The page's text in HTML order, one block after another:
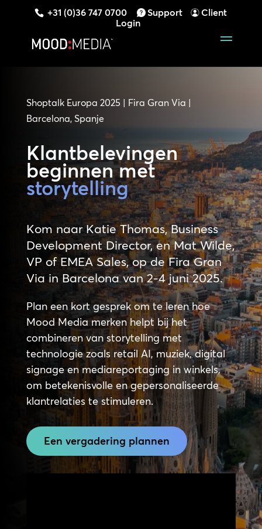
+31 (0)36 747 0700 Support
Client
Login
Shoptalk Europa 2025 | Fira Gran Via |
Barcelona, Spanje
Klantbelevingen
beginnen met
storytelling
Kom naar Katie Thomas, Business
Development Director, en Mat Wilde,
VP of EMEA Sales, op de Fira Gran
Via in Barcelona van 2-4 juni 2025.
Plan een kort gesprek om te leren hoe
Mood Media merken helpt bij het
combineren van storytelling met
technologie zoals retail AI, muziek, digital
signage en mediareportaging in winkels,
om betekenisvolle en gepersonaliseerde
klantrelaties te stimuleren.
Een vergadering plannen